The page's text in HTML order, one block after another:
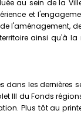
au sein de la
et
l'aménagement,
ainsi qu'à
les dernières
III du Fonds
Plus tôt au